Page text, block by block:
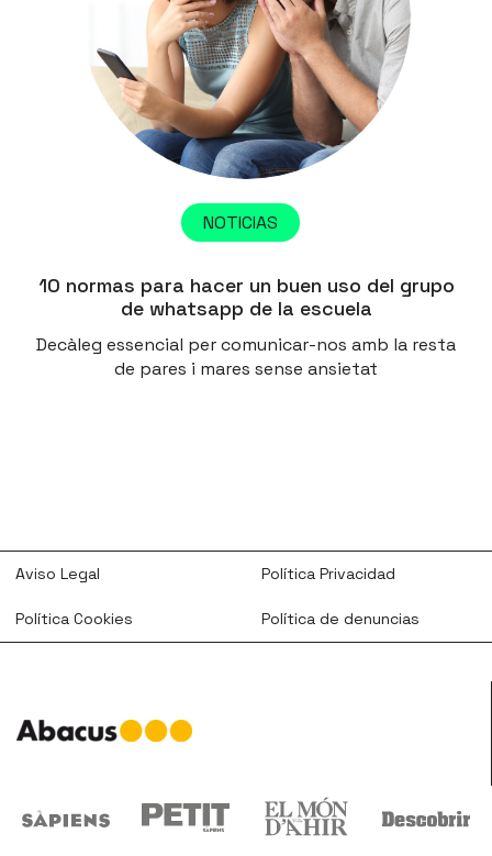
NOTICIAS
10 normas para hacer un buen uso del grupo
de whatsapp de la escuela
Decàleg essencial per comunicar-nos amb la resta
de pares i mares sense ansietat
Aviso Legal Política Privacidad
Política Cookies Política de denuncias